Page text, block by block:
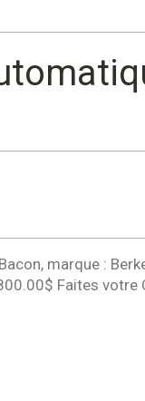
marque :
Faites votre